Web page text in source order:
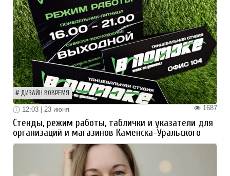
ДИЗАЙН ВОВРЕМЯ
1687
12:03 | 23 июня
Стенды, режим работы, таблички и указатели для
организаций и магазинов Каменска-Уральского